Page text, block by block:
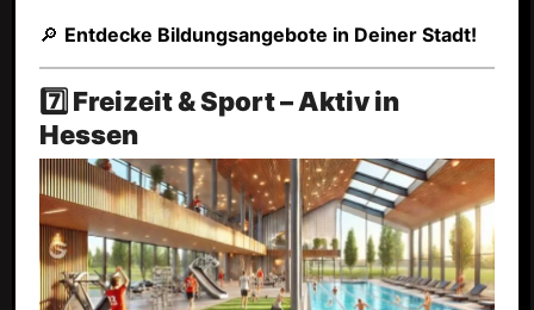
🔎 Entdecke Bildungsangebote in Deiner Stadt!
7️⃣ Freizeit & Sport – Aktiv in
Hessen